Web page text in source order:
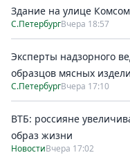
Здание на улице
С.ПетербургВчера 18:57
Эксперты надзорного
образцов мясных
С.ПетербургВчера 17:10
ВТБ: россияне
образ жизни
НовостиВчера 17:02